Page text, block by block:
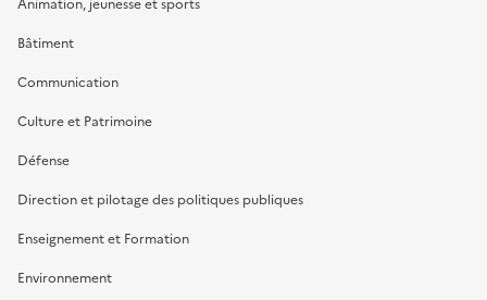
Animation, jeunesse et sports
Bâtiment
Communication
Culture et Patrimoine
Défense
Direction et pilotage des politiques publiques
Enseignement et Formation
Environnement